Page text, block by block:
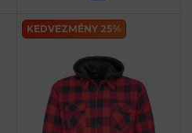
KEDVEZMÉNY 25%